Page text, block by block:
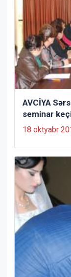
AVCİYA
seminar
18 oktyabr